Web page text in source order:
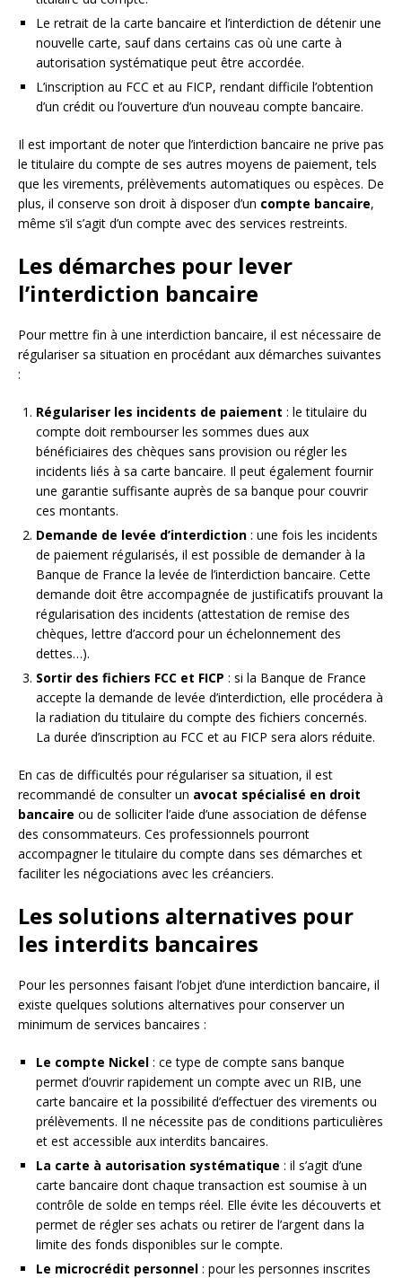
Le retrait de la carte bancaire et l’interdiction de détenir une
nouvelle carte, sauf dans certains cas où une carte à
autorisation systématique peut être accordée.
L’inscription au FCC et au FICP, rendant difficile l’obtention
d’un crédit ou l’ouverture d’un nouveau compte bancaire.
Il est important de noter que l’interdiction bancaire ne prive pas
le titulaire du compte de ses autres moyens de paiement, tels
que les virements, prélèvements automatiques ou espèces. De
plus, il conserve son droit à disposer d’un compte bancaire,
même s’il s’agit d’un compte avec des services restreints.
Les démarches pour lever
l’interdiction bancaire
Pour mettre fin à une interdiction bancaire, il est nécessaire de
régulariser sa situation en procédant aux démarches suivantes
:
Régulariser les incidents de paiement : le titulaire du
compte doit rembourser les sommes dues aux
bénéficiaires des chèques sans provision ou régler les
incidents liés à sa carte bancaire. Il peut également fournir
une garantie suffisante auprès de sa banque pour couvrir
ces montants.
Demande de levée d’interdiction : une fois les incidents
de paiement régularisés, il est possible de demander à la
Banque de France la levée de l’interdiction bancaire. Cette
demande doit être accompagnée de justificatifs prouvant la
régularisation des incidents (attestation de remise des
chèques, lettre d’accord pour un échelonnement des
dettes…).
Sortir des fichiers FCC et FICP : si la Banque de France
accepte la demande de levée d’interdiction, elle procédera à
la radiation du titulaire du compte des fichiers concernés.
La durée d’inscription au FCC et au FICP sera alors réduite.
En cas de difficultés pour régulariser sa situation, il est
recommandé de consulter un avocat spécialisé en droit
bancaire ou de solliciter l’aide d’une association de défense
des consommateurs. Ces professionnels pourront
accompagner le titulaire du compte dans ses démarches et
faciliter les négociations avec les créanciers.
Les solutions alternatives pour
les interdits bancaires
Pour les personnes faisant l’objet d’une interdiction bancaire, il
existe quelques solutions alternatives pour conserver un
minimum de services bancaires :
Le compte Nickel : ce type de compte sans banque
permet d’ouvrir rapidement un compte avec un RIB, une
carte bancaire et la possibilité d’effectuer des virements ou
prélèvements. Il ne nécessite pas de conditions particulières
et est accessible aux interdits bancaires.
La carte à autorisation systématique : il s’agit d’une
carte bancaire dont chaque transaction est soumise à un
contrôle de solde en temps réel. Elle évite les découverts et
permet de régler ses achats ou retirer de l’argent dans la
limite des fonds disponibles sur le compte.
Le microcrédit personnel : pour les personnes inscrites